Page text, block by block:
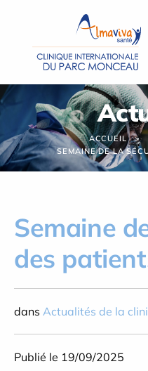
ACCUEIL
SEMAINE DE LA
Semaine
des
dans Actualités de la
Publié le 19/09/2025